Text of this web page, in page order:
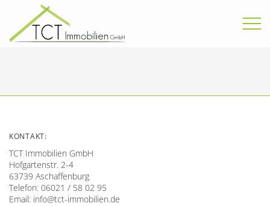
KONTAKT:
TCT Immobilien GmbH
Hofgartenstr. 2-4
63739 Aschaffenburg
Telefon: 06021 / 58 02 95
Email: info@tct-immobilien.de